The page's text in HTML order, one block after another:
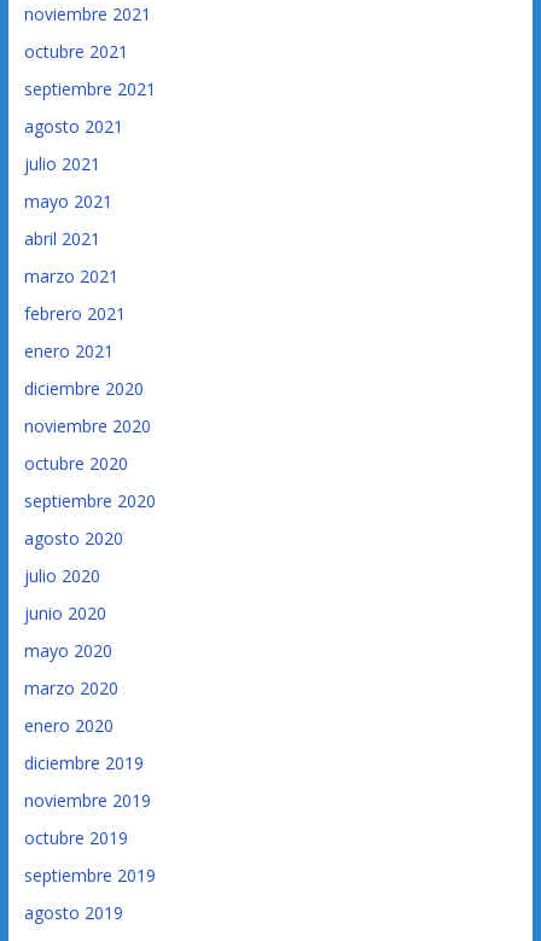
noviembre 2021
octubre 2021
septiembre 2021
agosto 2021
julio 2021
mayo 2021
abril 2021
marzo 2021
febrero 2021
enero 2021
diciembre 2020
noviembre 2020
octubre 2020
septiembre 2020
agosto 2020
julio 2020
junio 2020
mayo 2020
marzo 2020
enero 2020
diciembre 2019
noviembre 2019
octubre 2019
septiembre 2019
agosto 2019